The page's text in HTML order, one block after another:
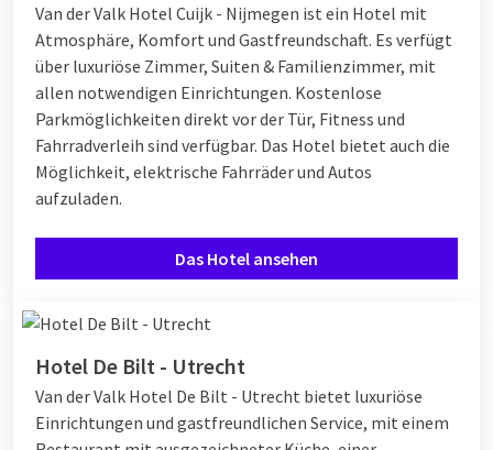
Van der Valk Hotel Cuijk - Nijmegen ist ein Hotel mit
Atmosphäre, Komfort und Gastfreundschaft. Es verfügt
über luxuriöse Zimmer, Suiten & Familienzimmer, mit
allen notwendigen Einrichtungen. Kostenlose
Parkmöglichkeiten direkt vor der Tür, Fitness und
Fahrradverleih sind verfügbar. Das Hotel bietet auch die
Möglichkeit, elektrische Fahrräder und Autos
aufzuladen.
Das Hotel ansehen
Hotel De Bilt - Utrecht
Van der Valk Hotel De Bilt - Utrecht bietet luxuriöse
Einrichtungen und gastfreundlichen Service, mit einem